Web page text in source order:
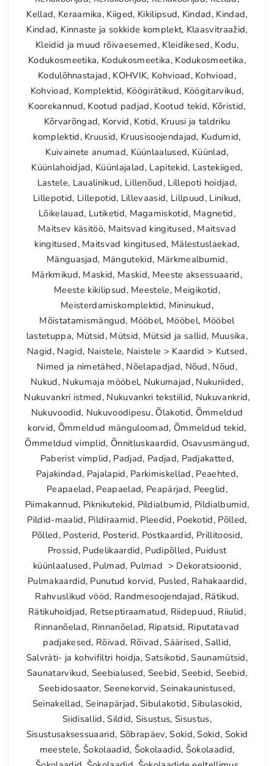
Kellad, Keraamika, Kiiged, Kikilipsud, Kindad, Kindad,
Kindad, Kinnaste ja sokkide komplekt, Klaasvitraažid,
Kleidid ja muud rõivaesemed, Kleidikesed, Kodu,
Kodukosmeetika, Kodukosmeetika, Kodukosmeetika,
Kodulõhnastajad, KOHVIK, Kohvioad, Kohvioad,
Kohvioad, Komplektid, Köögirätikud, Köögitarvikud,
Koorekannud, Kootud padjad, Kootud tekid, Kõristid,
Kõrvarõngad, Korvid, Kotid, Kruusi ja taldriku
komplektid, Kruusid, Kruusisoojendajad, Kudumid,
Kuivainete anumad, Küünlaalused, Küünlad,
Küünlahoidjad, Küünlajalad, Lapitekid, Lastekiiged,
Lastele, Laualinikud, Lillenõud, Lillepoti hoidjad,
Lillepotid, Lillepotid, Lillevaasid, Lillpuud, Linikud,
Lõikelauad, Lutiketid, Magamiskotid, Magnetid,
Maitsev käsitöö, Maitsvad kingitused, Maitsvad
kingitused, Maitsvad kingitused, Mälestuslaekad,
Mänguasjad, Mängutekid, Märkmealbumid,
Märkmikud, Maskid, Maskid, Meeste aksessuaarid,
Meeste kikilipsud, Meestele, Meigikotid,
Meisterdamiskomplektid, Mininukud,
Mõistatamismängud, Mööbel, Mööbel, Mööbel
lastetuppa, Mütsid, Mütsid, Mütsid ja sallid, Muusika,
Nagid, Nagid, Naistele, Naistele > Kaardid > Kutsed,
Nimed ja nimetähed, Nõelapadjad, Nõud, Nõud,
Nukud, Nukumaja mööbel, Nukumajad, Nukuriided,
Nukuvankri istmed, Nukuvankri tekstiilid, Nukuvankrid,
Nukuvoodid, Nukuvoodipesu, Õlakotid, Õmmeldud
korvid, Õmmeldud mänguloomad, Õmmeldud tekid,
Õmmeldud vimplid, Õnnitluskaardid, Osavusmängud,
Paberist vimplid, Padjad, Padjad, Padjakatted,
Pajakindad, Pajalapid, Parkimiskellad, Peaehted,
Peapaelad, Peapaelad, Peapärjad, Peeglid,
Piimakannud, Piknikutekid, Pildialbumid, Pildialbumid,
Pildid-maalid, Pildiraamid, Pleedid, Poekotid, Põlled,
Põlled, Posterid, Posterid, Postkaardid, Prillitoosid,
Prossid, Pudelikaardid, Pudipõlled, Puidust
küünlaalused, Pulmad, Pulmad > Dekoratsioonid,
Pulmakaardid, Punutud korvid, Pusled, Rahakaardid,
Rahvuslikud vööd, Randmesoojendajad, Rätikud,
Rätikuhoidjad, Retseptiraamatud, Riidepuud, Riiulid,
Rinnanõelad, Rinnanõelad, Ripatsid, Riputatavad
padjakesed, Rõivad, Rõivad,Säärised,Sallid,
Salvräti- ja kohvifiltri hoidja,Satsikotid,Saunamütsid,
Saunatarvikud, Seebialused, Seebid,Seebid, Seebid,
Seebidosaator,Seenekorvid,Seinakaunistused,
Seinakellad, Seinapärjad,Sibulakotid,Sibulasokid,
Siidisallid,Sildid, Sisustus,Sisustus,
Sisustusaksessuaarid, Sõbrapäev,Sokid,Sokid, Sokid
meestele, Šokolaadid, Šokolaadid, Šokolaadid,